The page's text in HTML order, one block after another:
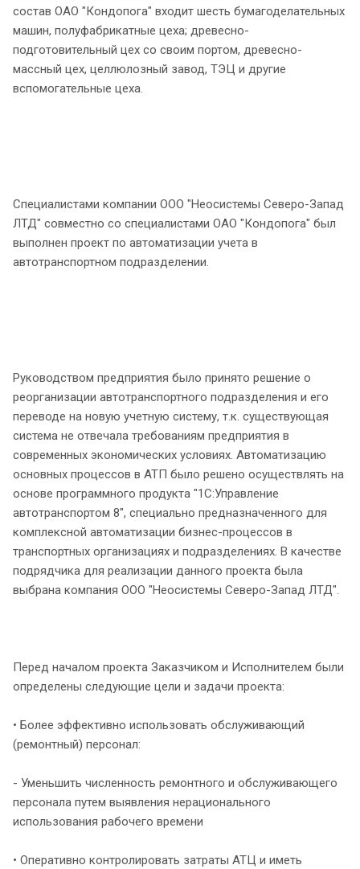
состав ОАО "Кондопога" входит шесть бумагоделательных
машин, полуфабрикатные цеха; древесно-
подготовительный цех со своим портом, древесно-
массный цех, целлюлозный завод, ТЭЦ и другие
вспомогательные цеха.
Специалистами компании ООО "Неосистемы Северо-Запад
ЛТД" совместно со специалистами ОАО "Кондопога" был
выполнен проект по автоматизации учета в
автотранспортном подразделении.
Руководством предприятия было принято решение о
реорганизации автотранспортного подразделения и его
переводе на новую учетную систему, т.к. существующая
система не отвечала требованиям предприятия в
современных экономических условиях. Автоматизацию
основных процессов в АТП было решено осуществлять на
основе программного продукта "1С:Управление
автотранспортом 8", специально предназначенного для
комплексной автоматизации бизнес-процессов в
транспортных организациях и подразделениях. В качестве
подрядчика для реализации данного проекта была
выбрана компания ООО "Неосистемы Северо-Запад ЛТД".
Перед началом проекта Заказчиком и Исполнителем были
определены следующие цели и задачи проекта:
• Более эффективно использовать обслуживающий
(ремонтный) персонал:
- Уменьшить численность ремонтного и обслуживающего
персонала путем выявления нерационального
использования рабочего времени
• Оперативно контролировать затраты АТЦ и иметь